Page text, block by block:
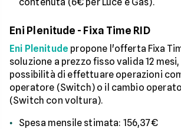
Eni Plenitude - Fixa Time RID
Eni Plenitude propone l'offerta Fixa
soluzione a prezzo fisso valida 12
possibilità di effettuare operazioni
operatore (Switch) o il cambio
(Switch con voltura).
Spesa mensile stimata: 156,37€